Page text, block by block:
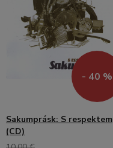
- 40 %
Sakumprásk: S respektem
(CD)